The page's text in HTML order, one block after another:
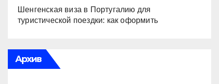
Шенгенская виза в Португалию для
туристической поездки: как оформить
Архив